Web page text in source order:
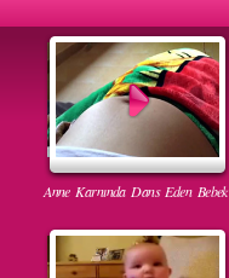
Anne Karnında Dans Eden Bebek